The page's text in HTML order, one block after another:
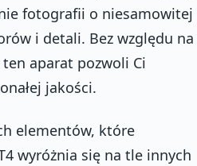
fotografii o niesamowitej
i detali. Bez względu na
aparat pozwoli Ci
jakości.
elementów, które
wyróżnia się na tle innych